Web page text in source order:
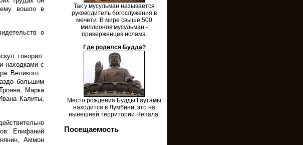
ему вошло в
о
говорил:
находками с
Великого .
большим
Марка
Калиты,
Епифаний
Аммон
Так у мусульман называется
руководитель богослужения в
мечети. В мире свыше 500
миллионов мусульман -
приверженцев ислама.
Где родился Будда?
Место рождения Будды Гаутамы
находится в Лумбини, это на
нынешней территории Непала.
Посещаемость